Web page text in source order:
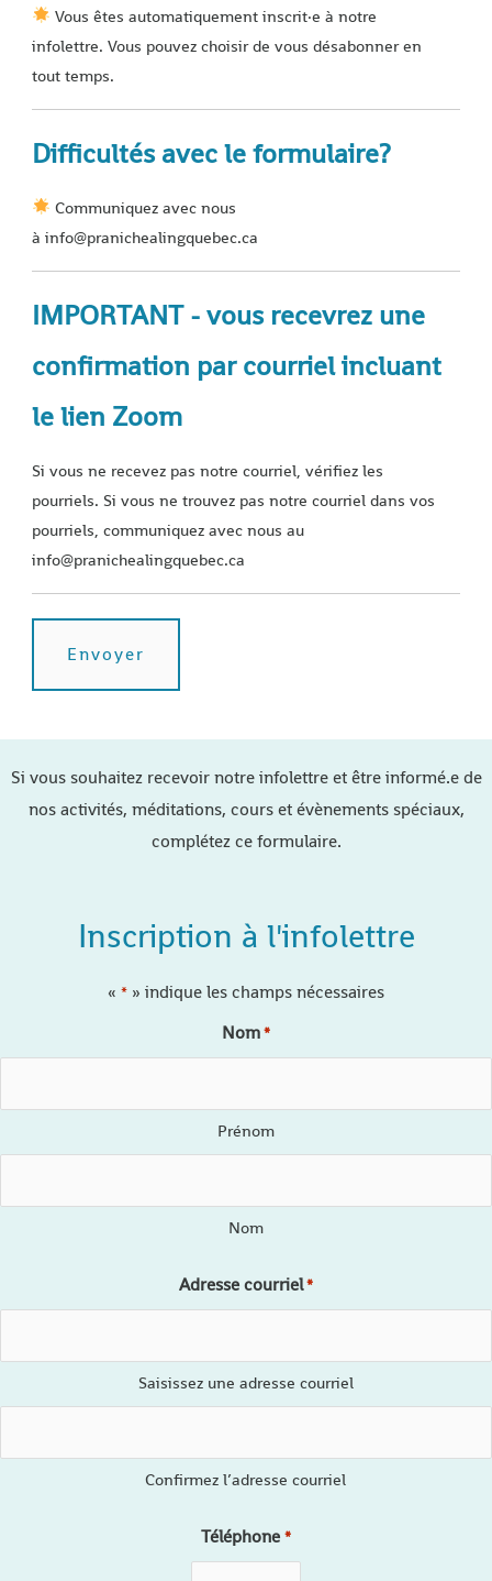
Vous êtes automatiquement inscrit·e à notre
infolettre. Vous pouvez choisir de vous désabonner en
tout temps.
Difficultés avec le formulaire?
Communiquez avec nous
à info@pranichealingquebec.ca
IMPORTANT - vous recevrez une
confirmation par courriel incluant
le lien Zoom
Si vous ne recevez pas notre courriel, vérifiez les
pourriels. Si vous ne trouvez pas notre courriel dans vos
pourriels, communiquez avec nous au
info@pranichealingquebec.ca
Si vous souhaitez recevoir notre infolettre et être informé.e de
nos activités, méditations, cours et évènements spéciaux,
complétez ce formulaire.
Inscription à l'infolettre
« * » indique les champs nécessaires
Nom*
Prénom
Nom
Adresse courriel*
Saisissez une adresse courriel
Confirmez l’adresse courriel
Téléphone *